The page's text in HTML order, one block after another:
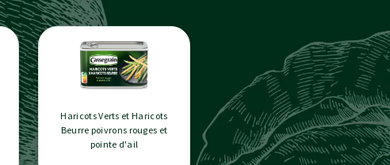
Haricots Verts et Haricots
Beurre poivrons rouges et
pointe d'ail